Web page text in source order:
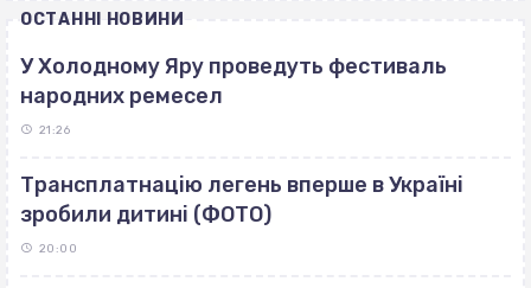
ОСТАННІ НОВИНИ
У Холодному Яру проведуть фестиваль
народних ремесел
21:26
Трансплатнацію легень вперше в Україні
зробили дитині (ФОТО)
20:00